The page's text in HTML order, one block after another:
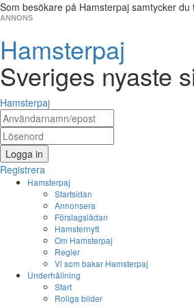
Som besökare på Hamsterpaj samtycker du
ANNONS
Hamsterpaj
Sveriges nyaste
Hamsterpaj
Logga in
Registrera
Hamsterpaj
Startsidan
Annonsera
Förslagslådan
Hamsternytt
Om Hamsterpaj
Regler
Vi som bakar Hamsterpaj
Underhållning
Start
Roliga bilder